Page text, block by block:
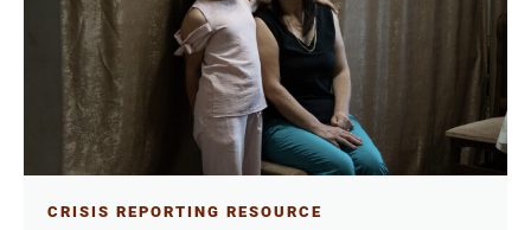
CRISIS REPORTING RESOURCE